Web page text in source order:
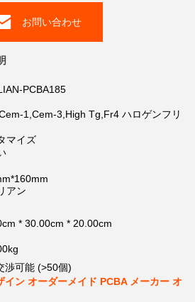
お問い合わせ
PCBA185
1,Cem-3,High Tg,Fr4 ハロゲンフリ
マイズ
アン
* 30.00cm * 20.00cm
渉可能 (>50個)
イン オーダーメイド PCBA メーカー オ